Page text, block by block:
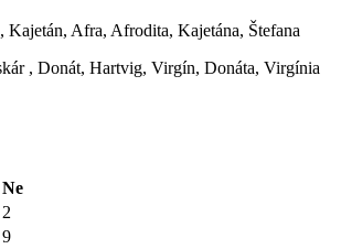
, Kajetán, Afra, Afrodita, Kajetána, Štefana
, Donát, Hartvig, Virgín, Donáta, Virgínia
Ne
2
9